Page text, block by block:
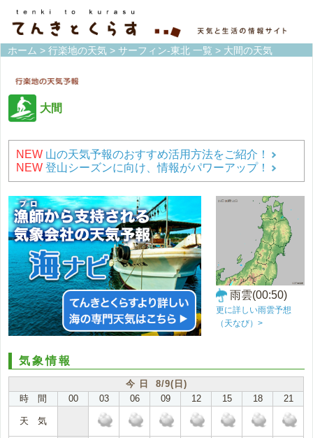
ホーム > 行楽地の天気 > サーフィン-東北 一覧 > 大間の天気
大間
NEW 山の天気予報のおすすめ活用方法をご紹介！
NEW 登山シーズンに向け、情報がパワーアップ！
雨雲(00:50)
更に詳しい雨雲予想
（天なび）>
気象情報
今 日 8/9(日)
時 間
00 03 06 09 12 15 18 21
天 気